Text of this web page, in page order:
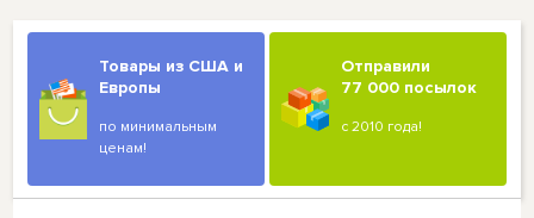
Товары из США и
Европы
по минимальным
ценам!
Отправили
77 000 посылок
с 2010 года!